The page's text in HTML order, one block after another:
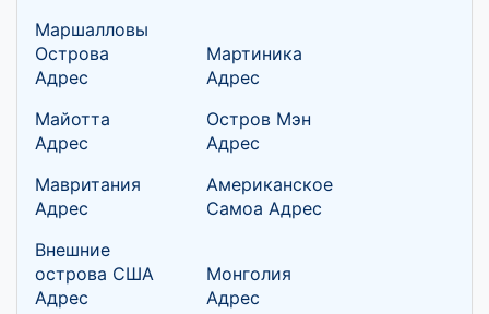
Маршалловы
Острова
Адрес
Мартиника
Адрес
Майотта
Адрес
Остров Мэн
Адрес
Мавритания
Адрес
Американское
Самоа Адрес
Внешние
острова США
Адрес
Монголия
Адрес